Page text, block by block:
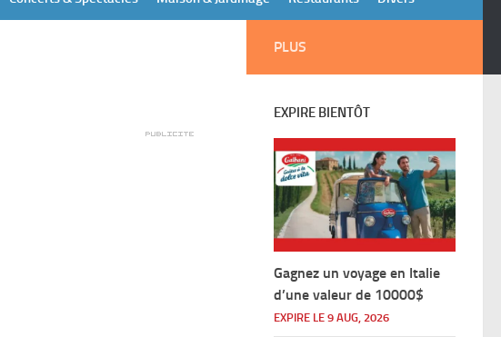
PLUS
EXPIRE BIENTÔT
Gagnez un voyage en Italie
d’une valeur de 10000$
EXPIRE LE 9 AUG, 2026